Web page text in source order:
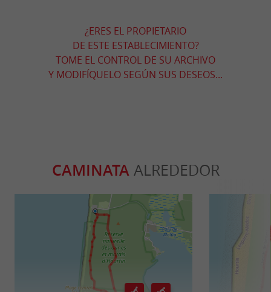
¿ERES EL PROPIETARIO
DE ESTE ESTABLECIMIENTO?
TOME EL CONTROL DE SU ARCHIVO
Y MODIFÍQUELO SEGÚN SUS DESEOS...
CAMINATAALREDEDOR